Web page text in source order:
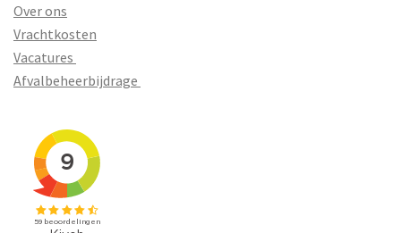
Over ons
Vrachtkosten
Vacatures
Afvalbeheerbijdrage